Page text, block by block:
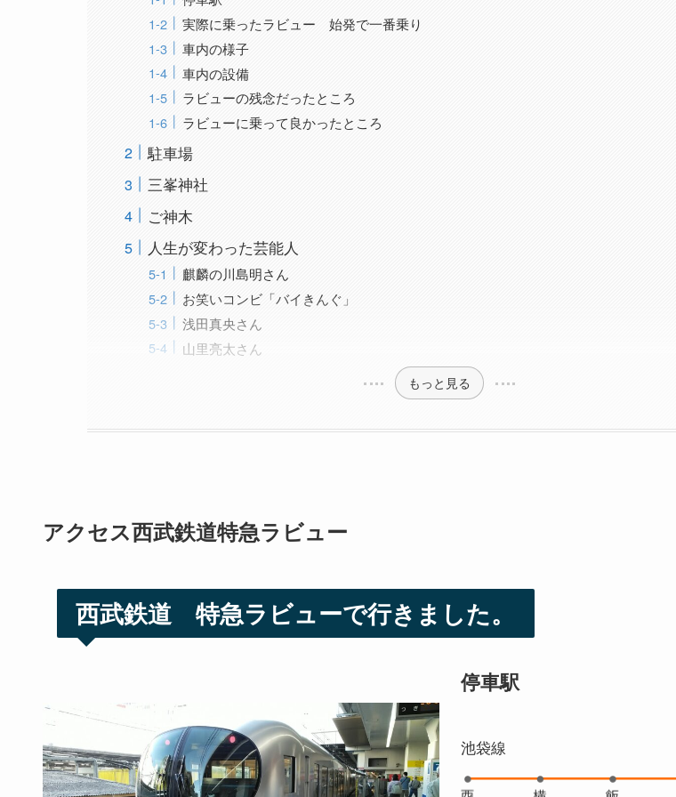
実際に乗ったラビュー 始発で一番乗り
車内の様子
車内の設備
ラビューの残念だったところ
ラビューに乗って良かったところ
駐車場
三峯神社
ご神木
人生が変わった芸能人
麒麟の川島明さん
お笑いコンビ「バイきんぐ」
浅田真央さん
山里亮太さん
もっと見る
アクセス西武鉄道特急ラビュー
西武鉄道 特急ラビューで行きました。
停車駅
池袋線